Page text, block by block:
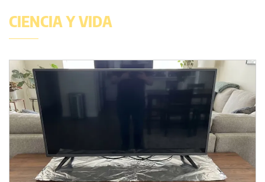
CIENCIA Y VIDA